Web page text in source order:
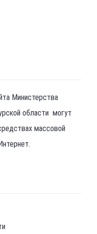
Министерства
области могут
массовой